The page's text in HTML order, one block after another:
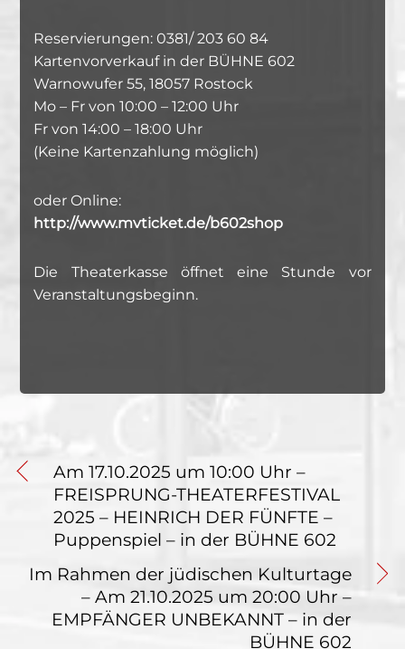
Reservierungen: 0381/ 203 60 84
Kartenvorverkauf in der BÜHNE 602
Warnowufer 55, 18057 Rostock
Mo – Fr von 10:00 – 12:00 Uhr
Fr von 14:00 – 18:00 Uhr
(Keine Kartenzahlung möglich)
oder Online:
http://www.mvticket.de/b602shop
Die Theaterkasse öffnet eine Stunde vor
Veranstaltungsbeginn.
Am 17.10.2025 um 10:00 Uhr –
FREISPRUNG-THEATERFESTIVAL
2025 – HEINRICH DER FÜNFTE –
Puppenspiel – in der BÜHNE 602
Im Rahmen der jüdischen Kulturtage
– Am 21.10.2025 um 20:00 Uhr –
EMPFÄNGER UNBEKANNT – in der
BÜHNE 602